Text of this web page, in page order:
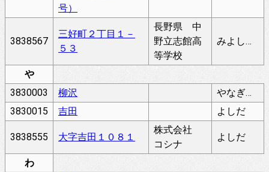
号）
3838567
三好町２丁目１－
５３
長野県 中
野立志館高
等学校
みよしちょう
や
3830003
柳沢
やなぎさわ
3830015
吉田 よしだ
3838555 大字吉田１０８１
株式会社
コシナ
よしだ
わ